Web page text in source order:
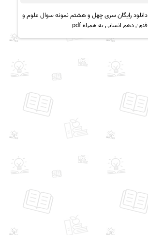
دانلود رایگان سری چهل و هشتم نمونه سوال علوم و
فنون دهم انسانی به همراه pdf